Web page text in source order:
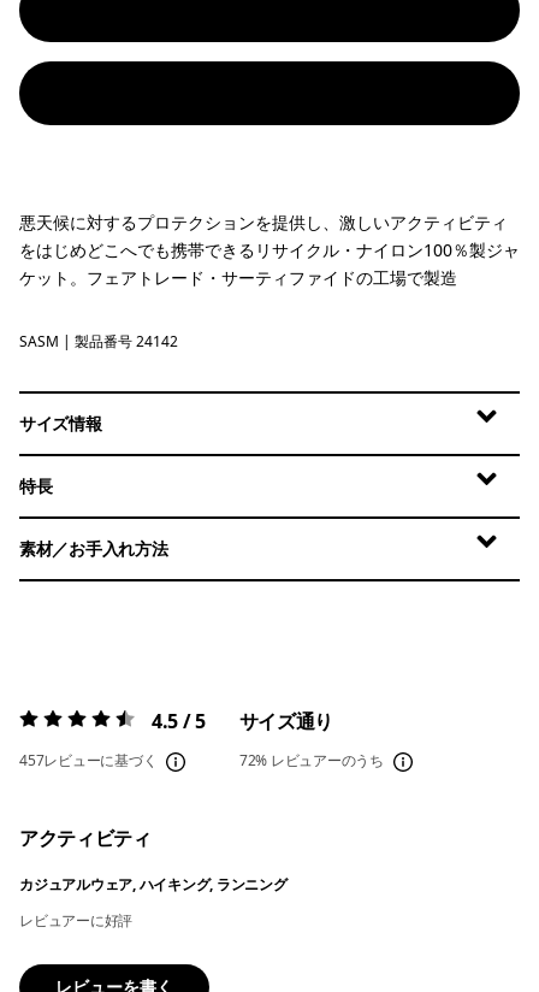
悪天候に対するプロテクションを提供し、激しいアクティビティ
をはじめどこへでも携帯できるリサイクル・ナイロン100％製ジャ
ケット。フェアトレード・サーティファイドの工場で製造
Sastrugi: Summit Blue
SASM | 製品番号 24142
サイズ情報
特長
素材／お手入れ方法
評価:4.5 / 5 4.5 / 5
457レビューに基づく
サイズ通り
72% レビュアーのうち
アクティビティ
カジュアルウェア, ハイキング, ランニング
レビュアーに好評
レビューを書く